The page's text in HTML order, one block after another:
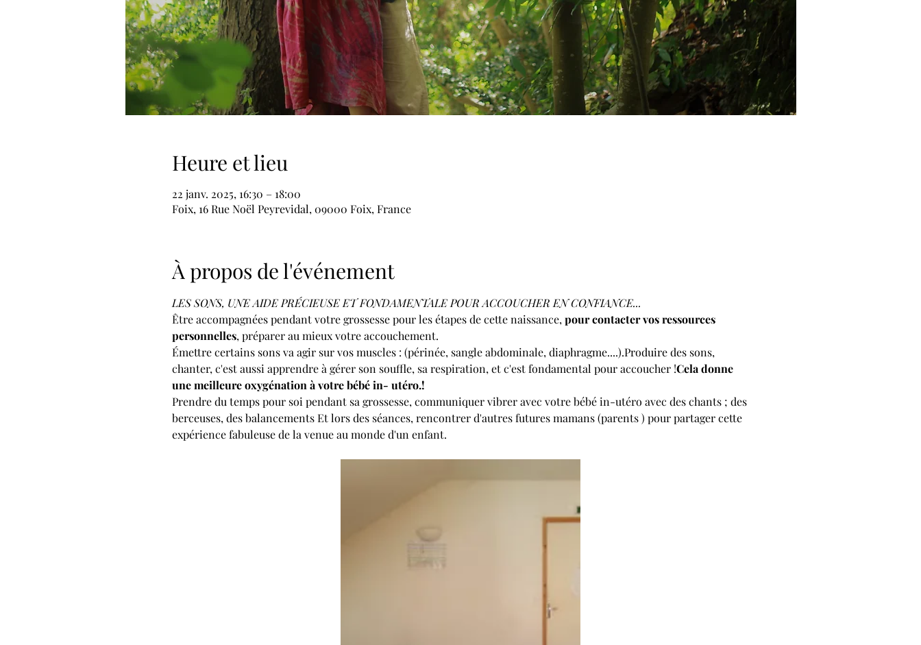
Heure et lieu
22 janv. 2025, 16:30 – 18:00
Foix, 16 Rue Noël Peyrevidal, 09000 Foix, France
À propos de l'événement
LES SONS, UNE AIDE PRÉCIEUSE ET FONDAMENTALE POUR ACCOUCHER EN CONFIANCE...
Être accompagnées pendant votre grossesse pour les étapes de cette naissance, pour contacter vos ressources
personnelles, préparer au mieux votre accouchement.
Émettre certains sons va agir sur vos muscles : (périnée, sangle abdominale, diaphragme....).Produire des sons,
chanter, c'est aussi apprendre à gérer son souffle, sa respiration, et c'est fondamental pour accoucher !Cela donne
une meilleure oxygénation à votre bébé in- utéro.!
Prendre du temps pour soi pendant sa grossesse, communiquer vibrer avec votre bébé in-utéro avec des chants ; des
berceuses, des balancements Et lors des séances, rencontrer d'autres futures mamans (parents ) pour partager cette
expérience fabuleuse de la venue au monde d'un enfant.